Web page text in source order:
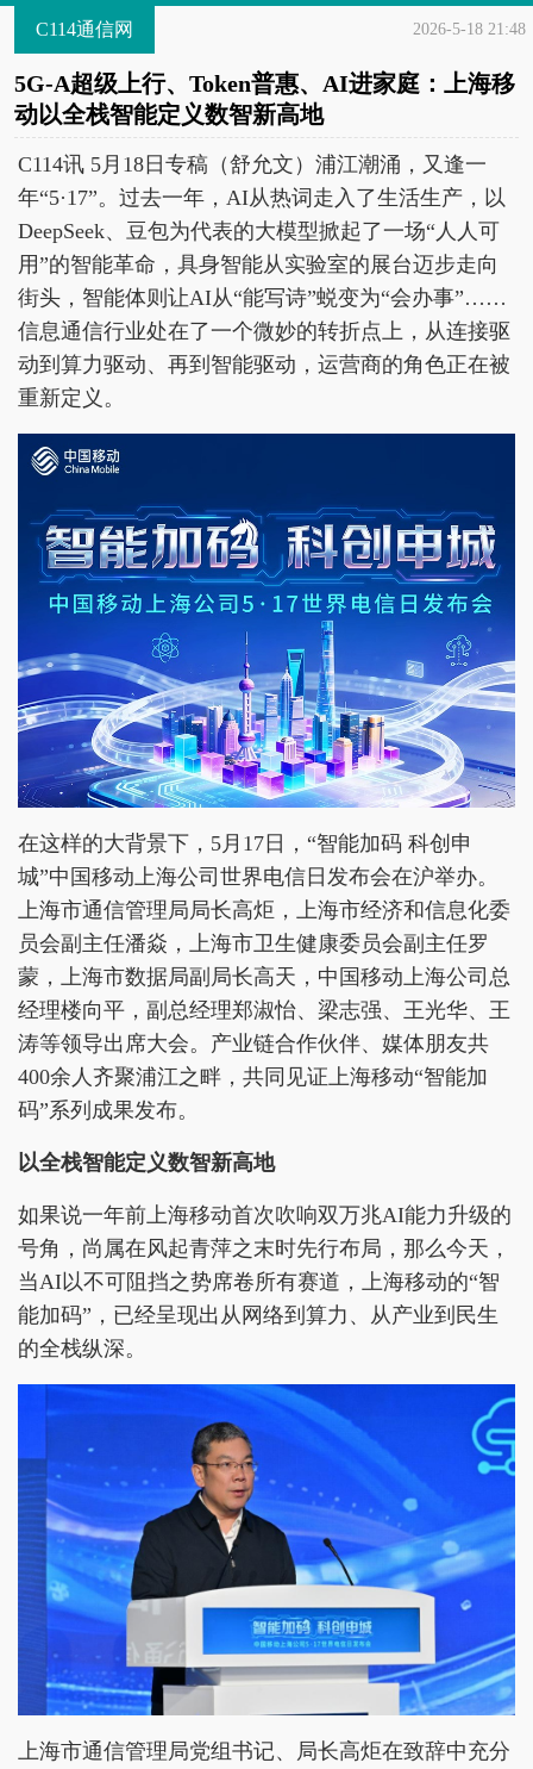
C114通信网 2026-5-18 21:48
5G-A超级上行、Token普惠、AI进家庭：上海移
动以全栈智能定义数智新高地
C114讯 5月18日专稿（舒允文）浦江潮涌，又逢一
年“5·17”。过去一年，AI从热词走入了生活生产，以
DeepSeek、豆包为代表的大模型掀起了一场“人人可
用”的智能革命，具身智能从实验室的展台迈步走向
街头，智能体则让AI从“能写诗”蜕变为“会办事”……
信息通信行业处在了一个微妙的转折点上，从连接驱
动到算力驱动、再到智能驱动，运营商的角色正在被
重新定义。
在这样的大背景下，5月17日，“智能加码 科创申
城”中国移动上海公司世界电信日发布会在沪举办。
上海市通信管理局局长高炬，上海市经济和信息化委
员会副主任潘焱，上海市卫生健康委员会副主任罗
蒙，上海市数据局副局长高天，中国移动上海公司总
经理楼向平，副总经理郑淑怡、梁志强、王光华、王
涛等领导出席大会。产业链合作伙伴、媒体朋友共
400余人齐聚浦江之畔，共同见证上海移动“智能加
码”系列成果发布。
以全栈智能定义数智新高地
如果说一年前上海移动首次吹响双万兆AI能力升级的
号角，尚属在风起青萍之末时先行布局，那么今天，
当AI以不可阻挡之势席卷所有赛道，上海移动的“智
能加码”，已经呈现出从网络到算力、从产业到民生
的全栈纵深。
上海市通信管理局党组书记、局长高炬在致辞中充分